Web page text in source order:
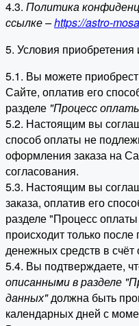
4.3. Политика
ссылке –https://astro-
5. Условия приобретения
5.1. Вы можете
Сайте, оплатив его
разделе "Процесс
5.2. Настоящим вы
способ оплаты не
оформления заказа на
согласования.
5.3. Настоящим вы
заказа, оплатив его
разделе "Процесс
происходит только
денежных средств в счёт
5.4. Вы подтверждаете,
описанными в разделе
данных"должна быть
календарных дней с